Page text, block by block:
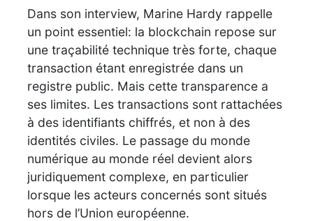
Dans son interview, Marine Hardy rappelle
un point essentiel: la blockchain repose sur
une traçabilité technique très forte, chaque
transaction étant enregistrée dans un
registre public. Mais cette transparence a
ses limites. Les transactions sont rattachées
à des identifiants chiffrés, et non à des
identités civiles. Le passage du monde
numérique au monde réel devient alors
juridiquement complexe, en particulier
lorsque les acteurs concernés sont situés
hors de l’Union européenne.